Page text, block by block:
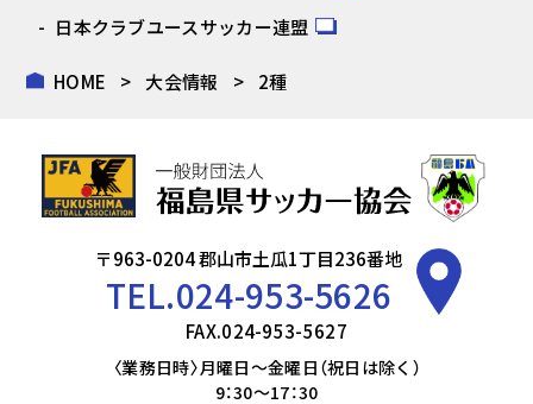
日本クラブユースサッカー連盟
HOME 大会情報 2種
〒963-0204 郡山市土瓜1丁目236番地
TEL.024-953-5626
FAX.024-953-5627
〈業務日時〉月曜日～金曜日（祝日は除く）
9：30～17：30